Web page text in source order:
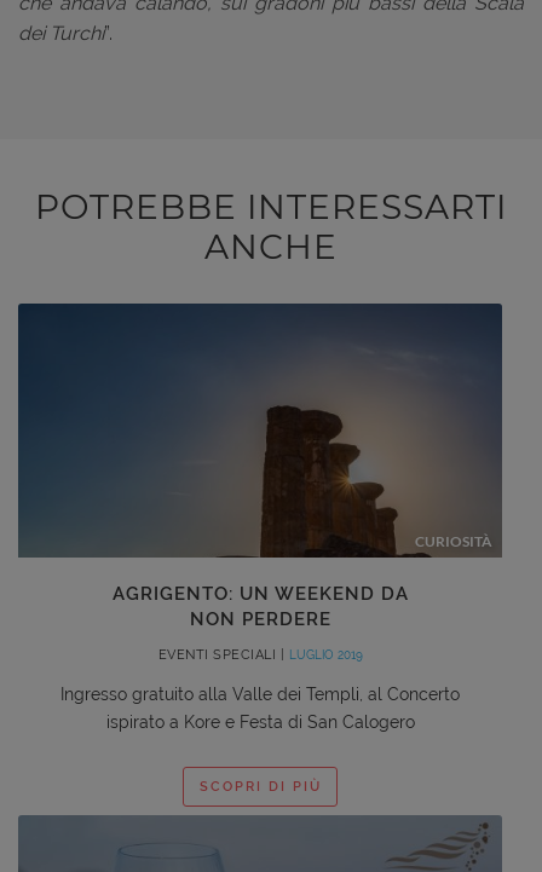
dei Turchi”.
POTREBBE INTERESSARTI
ANCHE
CURIOSITÀ
AGRIGENTO: UN WEEKEND DA
NON PERDERE
EVENTI SPECIALI | LUGLIO 2019
Ingresso gratuito alla Valle dei Templi, al Concerto
ispirato a Kore e Festa di San Calogero
SCOPRI DI PIÙ